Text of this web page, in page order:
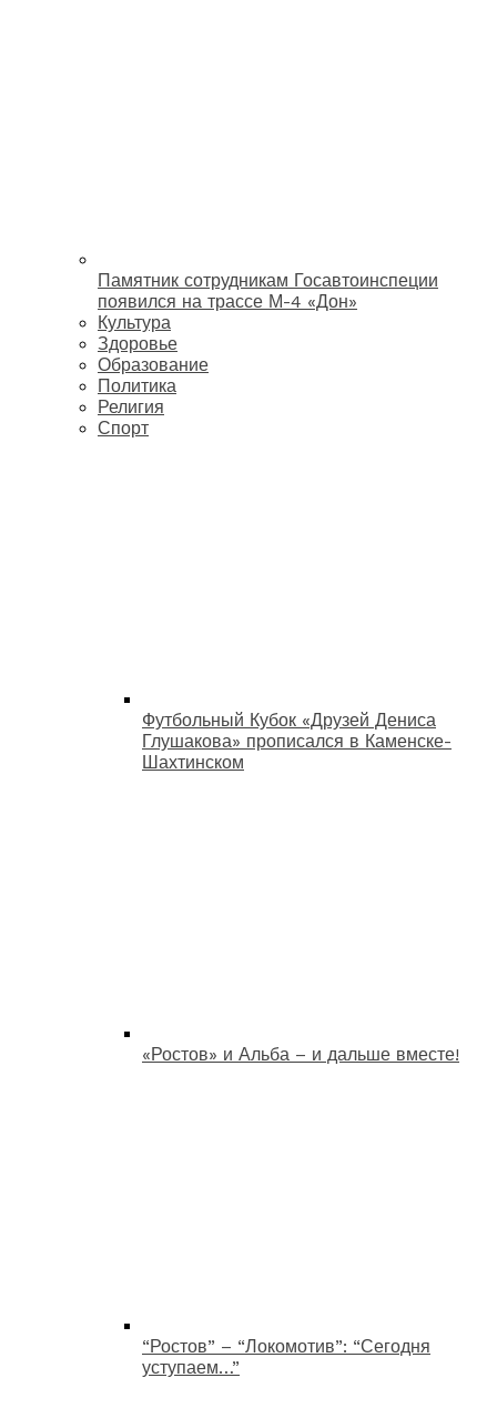
Памятник сотрудникам Госавтоинспеции
появился на трассе М-4 «Дон»
Культура
Здоровье
Образование
Политика
Религия
Спорт
Футбольный Кубок «Друзей Дениса
Глушакова» прописался в Каменске-
Шахтинском
«Ростов» и Альба – и дальше вместе!
“Ростов” – “Локомотив”: “Сегодня
уступаем…”